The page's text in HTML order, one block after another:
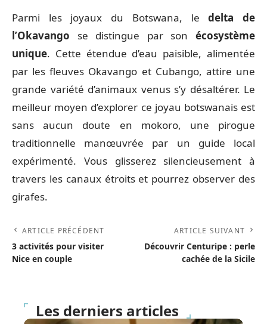
Parmi les joyaux du Botswana, ledelta de
l’Okavango se distingue par son écosystème
unique. Cette étendue d’eau paisible, alimentée
par les fleuves Okavango et Cubango, attire une
grande variété d’animaux venus s’y désaltérer. Le
meilleur moyen d’explorer ce joyau botswanais est
sans aucun doute en mokoro, une pirogue
traditionnelle manœuvrée par un guide local
expérimenté. Vous glisserez silencieusement à
travers les canaux étroits et pourrez observer des
girafes.
ARTICLE PRÉCÉDENT
3 activités pour visiter
Nice en couple
ARTICLE SUIVANT
Découvrir Centuripe : perle
cachée de la Sicile
Les derniers articles